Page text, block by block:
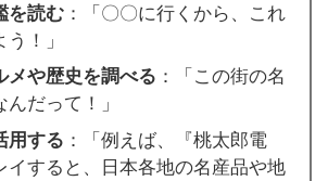
を読む ：「〇〇に行くから、これ
！」
メや歴史を調べる ：「この街の名
だって！」
用する ：「例えば、『桃太郎電
イすると、日本各地の名産品や地